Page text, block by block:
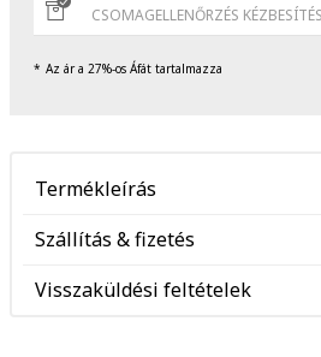
CSOMAGELLENŐRZÉS
Az ár a 27%-os Áfát tartalmazza
Termékleírás
Szállítás & fizetés
Visszaküldési feltételek